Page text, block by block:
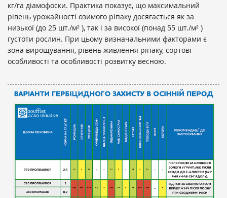
кг/га діамофоски. Практика показує, що максимальний
рівень урожайності озимого ріпаку досягається як за
низької (до 25 шт./м² ), так і за високої (понад 55 шт./м² )
густоти рослин. При цьому визначальними факторами є
зона вирощування, рівень живлення ріпаку, сортові
особливості та особливості розвитку весною.